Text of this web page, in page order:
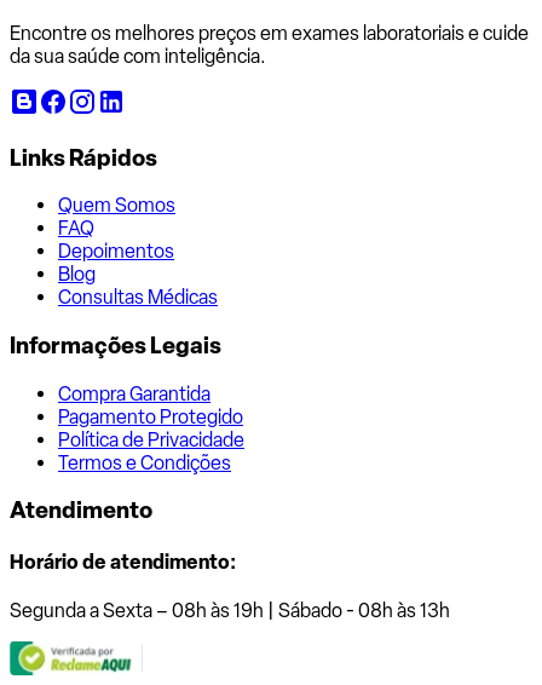
Encontre os melhores preços em exames laboratoriais e cuide
da sua saúde com inteligência.
Links Rápidos
Quem Somos
FAQ
Depoimentos
Blog
Consultas Médicas
Informações Legais
Compra Garantida
Pagamento Protegido
Política de Privacidade
Termos e Condições
Atendimento
Horário de atendimento:
Segunda a Sexta – 08h às 19h | Sábado - 08h às 13h